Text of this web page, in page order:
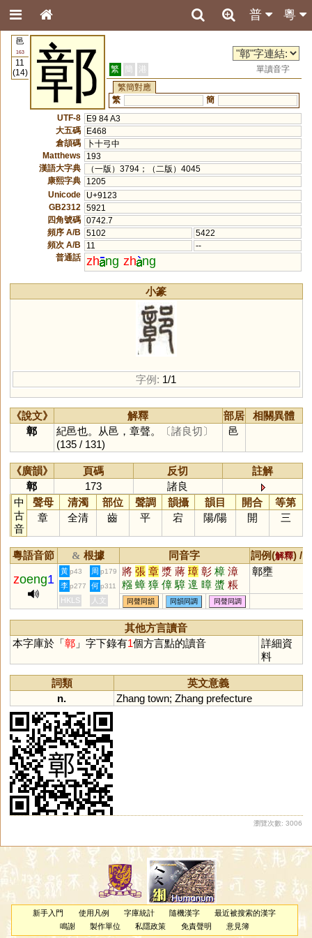
粵
普
邑
163
11
(14)
鄣 繁 簡 港
單讀音字
繁簡對應
繁
簡
UTF-8
E9 84 A3
大五碼
E468
倉頡碼
卜十弓中
Matthews
193
漢語大字典
（一版）3794；（二版）4045
康熙字典
1205
Unicode
U+9123
GB2312
5921
四角號碼 0742.7
頻序 A/B
5102
5422
頻次 A/B
11
--
普通話 zh ng zh ng
小篆
字例: 1/1
《說文》 解釋 部居
相關異體
鄣
紀邑也。从邑，章聲。
〔諸良切〕
(135 / 131)
邑
《廣韻》 頁碼 反切
註解
鄣
173
諸良
中
古
音
聲母 清濁 部位 聲調 韻攝 韻目 開合
等第
章
全清 齒 平 宕 陽/陽 開 三
粵語音節 & 根據 同音字 詞例(解釋) /
zoeng1
黃 p43 周 p179 將 張 章 漿 蔣 璋 彰 樟 漳
糨 蟑 獐 傽 騿 遧 暲 螿 粻
慞 嫜 墇
鄣壅
李 p277 何 p311
HKLS 人文 同聲同韻 同韻同調 同聲同調
其他方言讀音
本字庫於「鄣」字下錄有1個方言點的讀音
詳細資
料
詞類
英文意義
n.
Zhang town; Zhang prefecture
瀏覽次數: 3006
新手入門 使用凡例 字庫統計 隨機漢字
最近被搜索的漢字
鳴謝
製作單位 私隱政策 免責聲明 意見簿